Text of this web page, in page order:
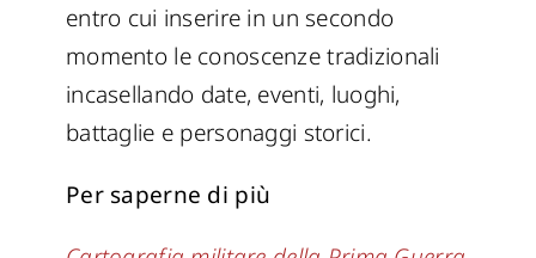
entro cui inserire in un secondo
momento le conoscenze tradizionali
incasellando date, eventi, luoghi,
battaglie e personaggi storici.
Per saperne di più